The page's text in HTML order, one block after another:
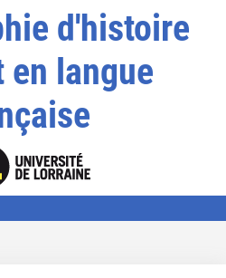
d'histoire
en langue